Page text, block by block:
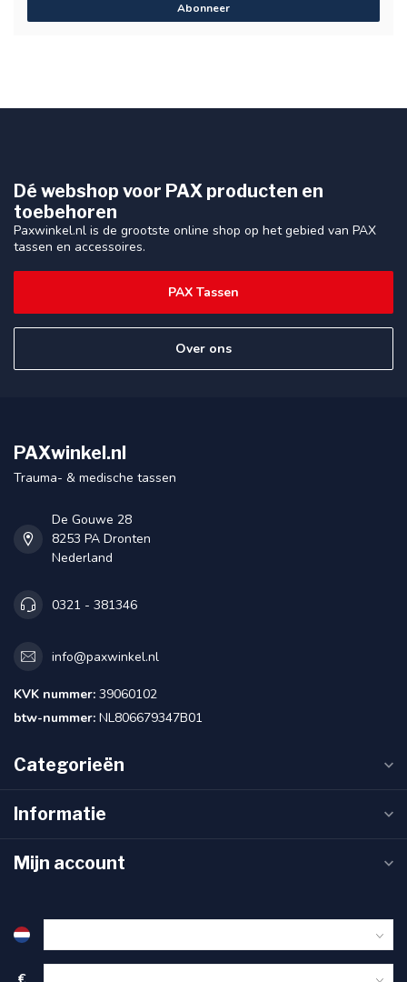
Abonneer
Dé webshop voor PAX producten en
toebehoren
Paxwinkel.nl is de grootste online shop op het gebied van PAX
tassen en accessoires.
PAX Tassen
Over ons
PAXwinkel.nl
Trauma- & medische tassen
De Gouwe 28
8253 PA Dronten
Nederland
0321 - 381346
info@paxwinkel.nl
KVK nummer: 39060102
btw-nummer: NL806679347B01
Categorieën
Informatie
Mijn account